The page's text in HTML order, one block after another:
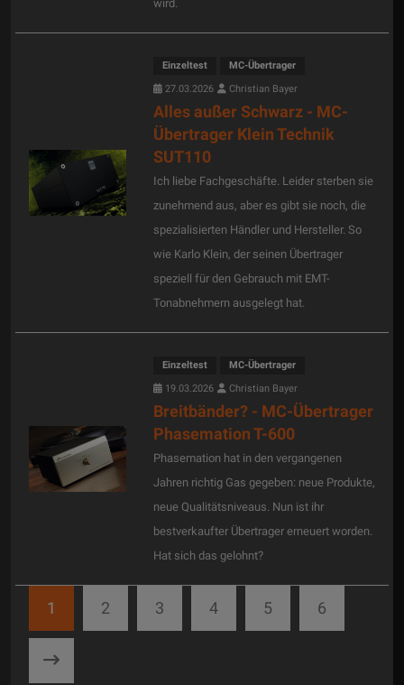
wird.
Einzeltest
MC-Übertrager
27.03.2026
Christian Bayer
Alles außer Schwarz - MC-
Übertrager Klein Technik
SUT110
Ich liebe Fachgeschäfte. Leider sterben sie
zunehmend aus, aber es gibt sie noch, die
spezialisierten Händler und Hersteller. So
wie Karlo Klein, der seinen Übertrager
speziell für den Gebrauch mit EMT-
Tonabnehmern ausgelegt hat.
Einzeltest
MC-Übertrager
19.03.2026
Christian Bayer
Breitbänder? - MC-Übertrager
Phasemation T-600
Phasemation hat in den vergangenen
Jahren richtig Gas gegeben: neue Produkte,
neue Qualitätsniveaus. Nun ist ihr
bestverkaufter Übertrager erneuert worden.
Hat sich das gelohnt?
1 2 3 4 5 6